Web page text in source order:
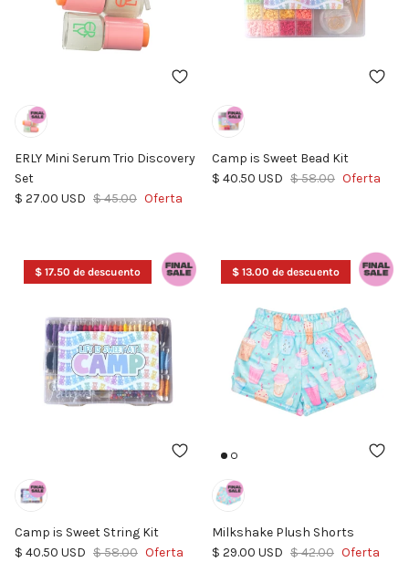
ERLY Mini Serum Trio Discovery
Set
Precio de venta
$ 27.00 USD Precio normal
$ 45.00 Oferta
Camp is Sweet Bead Kit
Precio de venta
$ 40.50 USD Precio normal
$ 58.00 Oferta
$ 17.50 de descuento
Camp is Sweet String Kit
Precio de venta
$ 40.50 USD Precio normal
$ 58.00 Oferta
$ 13.00 de descuento
Milkshake Plush Shorts
Precio de venta
$ 29.00 USD Precio normal
$ 42.00 Oferta